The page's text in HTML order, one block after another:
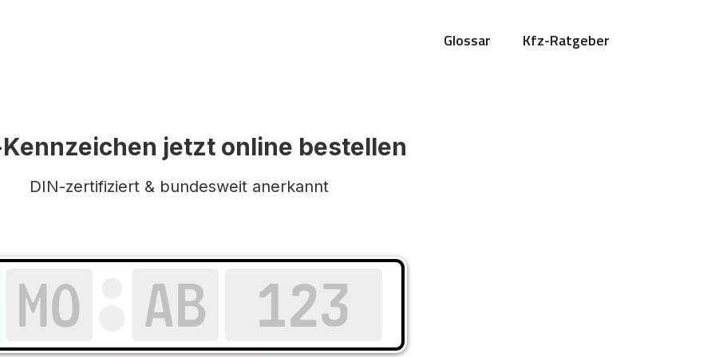
Glossar Kfz-Ratgeber
jetzt online bestellen
DIN-zertifiziert & bundesweit anerkannt